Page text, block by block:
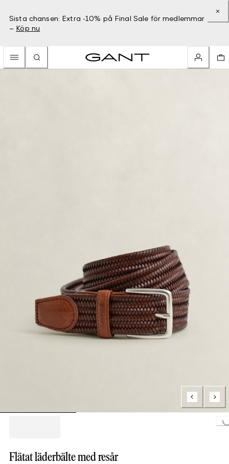
Sista chansen: Extra -10% på Final Sale för medlemmar
– Köp nu
Flätat läderbälte med resår